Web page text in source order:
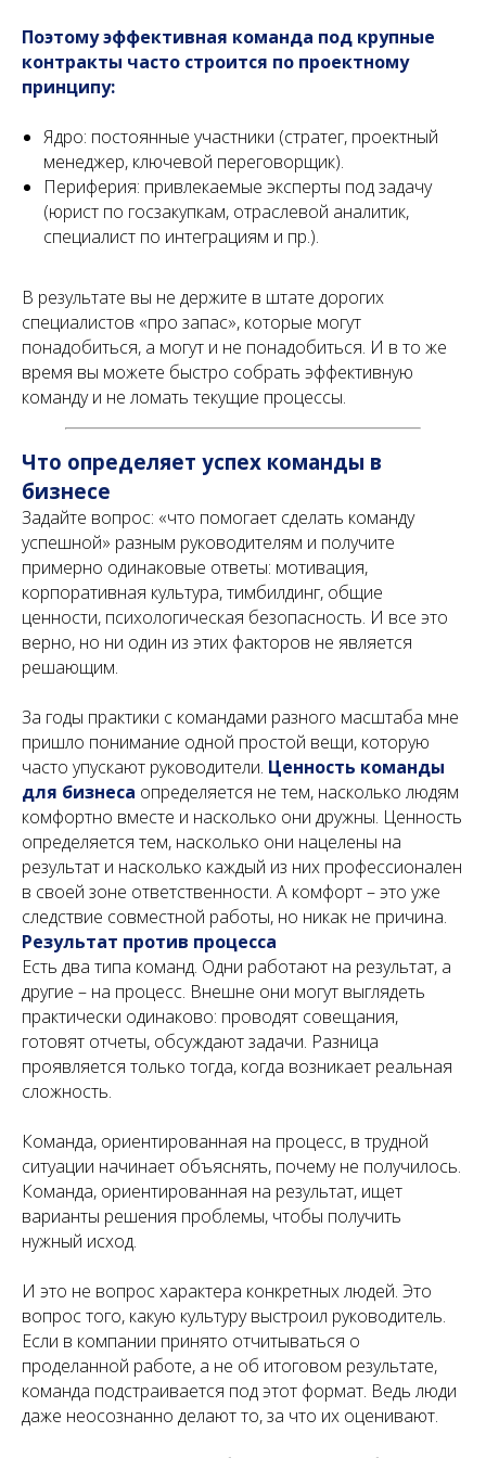
Поэтому эффективная команда под крупные
контракты часто строится по проектному
принципу:
Ядро: постоянные участники (стратег, проектный
менеджер, ключевой переговорщик).
Периферия: привлекаемые эксперты под задачу
(юрист по госзакупкам, отраслевой аналитик,
специалист по интеграциям и пр.).
В результате вы не держите в штате дорогих
специалистов «про запас», которые могут
понадобиться, а могут и не понадобиться. И в то же
время вы можете быстро собрать эффективную
команду и не ломать текущие процессы.
Что определяет успех команды в
бизнесе
Задайте вопрос: «что помогает сделать команду
успешной» разным руководителям и получите
примерно одинаковые ответы: мотивация,
корпоративная культура, тимбилдинг, общие
ценности, психологическая безопасность. И все это
верно, но ни один из этих факторов не является
решающим.
За годы практики с командами разного масштаба мне
пришло понимание одной простой вещи, которую
часто упускают руководители. Ценность команды
для бизнеса определяется не тем, насколько людям
комфортно вместе и насколько они дружны. Ценность
определяется тем, насколько они нацелены на
результат и насколько каждый из них профессионален
в своей зоне ответственности. А комфорт – это уже
следствие совместной работы, но никак не причина.
Результат против процесса
Есть два типа команд. Одни работают на результат, а
другие – на процесс. Внешне они могут выглядеть
практически одинаково: проводят совещания,
готовят отчеты, обсуждают задачи. Разница
проявляется только тогда, когда возникает реальная
сложность.
Команда, ориентированная на процесс, в трудной
ситуации начинает объяснять, почему не получилось.
Команда, ориентированная на результат, ищет
варианты решения проблемы, чтобы получить
нужный исход.
И это не вопрос характера конкретных людей. Это
вопрос того, какую культуру выстроил руководитель.
Если в компании принято отчитываться о
проделанной работе, а не об итоговом результате,
команда подстраивается под этот формат. Ведь люди
даже неосознанно делают то, за что их оценивают.